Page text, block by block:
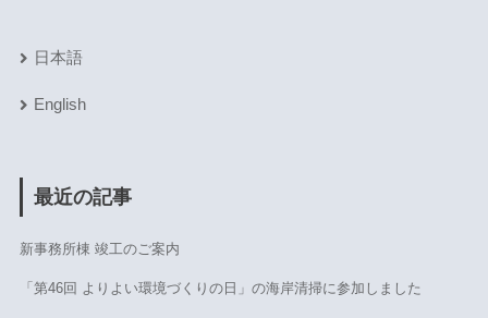
日本語
English
最近の記事
新事務所棟 竣工のご案内
「第46回 よりよい環境づくりの日」の海岸清掃に参加しました